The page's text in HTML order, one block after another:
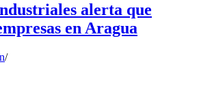
alerta que
en Aragua